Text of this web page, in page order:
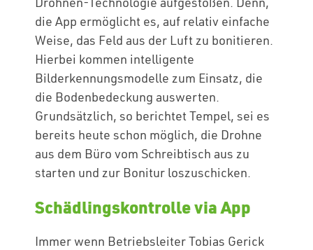
die App ermöglicht es, auf relativ einfache
Weise, das Feld aus der Luft zu bonitieren.
Hierbei kommen intelligente
Bilderkennungsmodelle zum Einsatz, die
die Bodenbedeckung auswerten.
Grundsätzlich, so berichtet Tempel, sei es
bereits heute schon möglich, die Drohne
aus dem Büro vom Schreibtisch aus zu
starten und zur Bonitur loszuschicken.
Schädlingskontrolle via App
Immer wenn Betriebsleiter Tobias Gerick